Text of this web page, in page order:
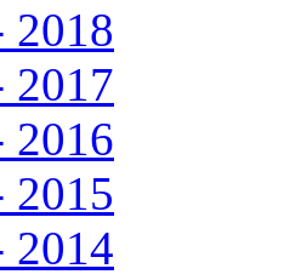
2018
2017
2016
2015
2014